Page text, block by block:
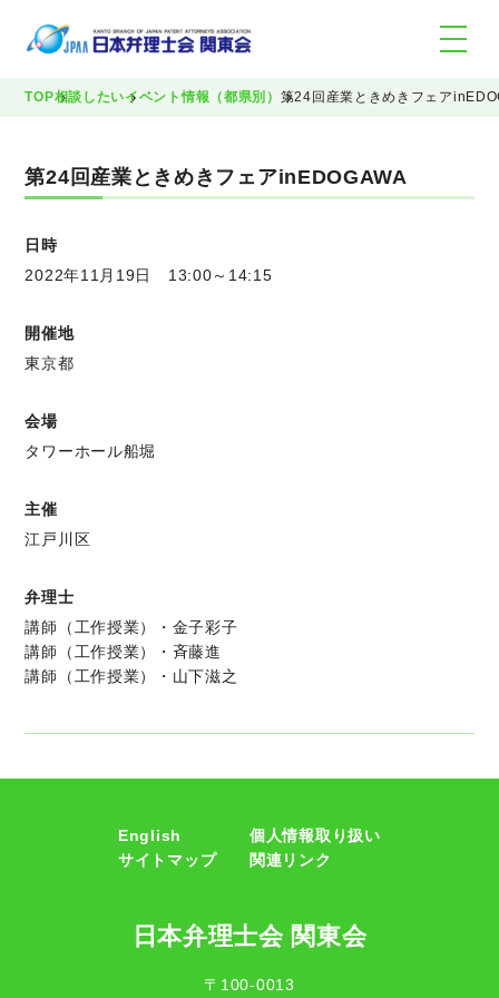
TOP相談したいイベント情報（都県別） 第24回産業ときめきフェア
第24回産業ときめきフェアinEDOGAWA
日時
2022年11月19日 13:00～14:15
開催地
東京都
会場
タワーホール船堀
主催
江戸川区
弁理士
講師（工作授業）・金子彩子
講師（工作授業）・斉藤進
講師（工作授業）・山下滋之
English
個人情報取り扱い
サイトマップ
関連リンク
日本弁理士会 関東会
〒100-0013